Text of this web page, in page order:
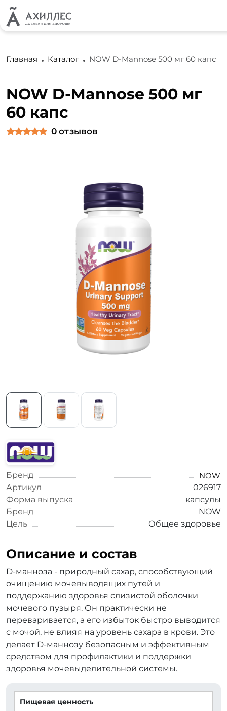
Главная Каталог NOW D-Mannose 500 мг 60 капс
NOW D-Mannose 500 мг
60 капс
0 отзывов
Бренд
NOW
Артикул
026917
Форма выпуска
капсулы
Бренд
NOW
Цель
Общее здоровье
Описание и состав
D-манноза - природный сахар, способствующий
очищению мочевыводящих путей и
поддержанию здоровья слизистой оболочки
мочевого пузыря. Он практически не
переваривается, а его избыток быстро выводится
с мочой, не влияя на уровень сахара в крови. Это
делает D-маннозу безопасным и эффективным
средством для профилактики и поддержки
здоровья мочевыделительной системы.
Пищевая ценность